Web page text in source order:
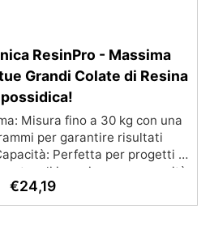
ResinPro - Massima
Grandi Colate di Resina
Misura fino a 30 kg con una
per garantire risultati
Perfetta per progetti di
tavoli in resina, con capacità
Superiore: Minimizza il
e riduce gli errori per risultati
€24,19